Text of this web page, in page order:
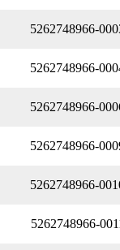
5262748966-
5262748966-
5262748966-
5262748966-
5262748966-
5262748966-